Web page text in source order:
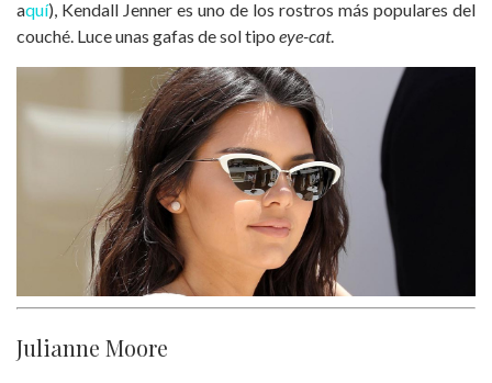
aquí), Kendall Jenner es uno de los rostros más populares del
couché. Luce unas gafas de sol tipo eye-cat.
Julianne Moore